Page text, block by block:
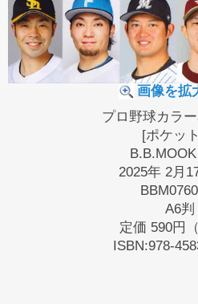
画像を拡
プロ野球カラ
[ポケッ
2025年 2月
A6判
定価 590円
ISBN:978-